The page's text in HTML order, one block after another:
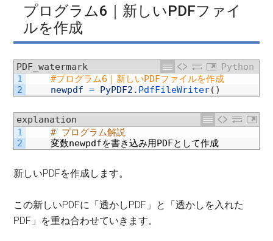
プログラム6｜新しいPDFファイ
ルを作成
PDF_watermark
Python
1
2
#プログラム6｜新しいPDFファイルを作成
newpdf = PyPDF2 . PdfFileWriter( )
explanation
1
2
# プログラム解説
変数newpdfを書き込み用PDFとして作成
新しいPDFを作成します。
この新しいPDFに「透かしPDF」と「透かしを入れた
PDF」を重ね合わせていきます。